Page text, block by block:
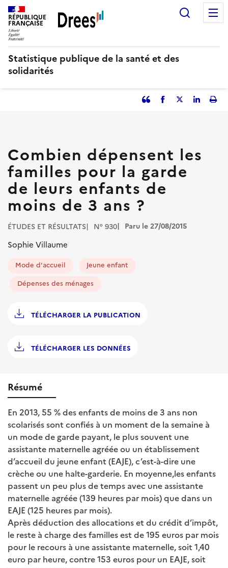
Aller
au
contenu
principal
RÉPUBLIQUE
FRANÇAISE
Statistique publique de la santé et des
solidarités
Partager
citation
Facebook
Partager
Partager
Combien dépensent les
familles pour la garde
de leurs enfants de
moins de 3 ans ?
ÉTUDES ET RÉSULTATS N° 930 Paru le 27/08/2015
Sophie Villaume
Mode d'accueil
Jeune enfant
Dépenses des ménages
TÉLÉCHARGER LA PUBLICATION
TÉLÉCHARGER LES DONNÉES
Résumé
En 2013, 55 % des enfants de moins de 3 ans non
scolarisés sont confiés à un moment de la semaine à
un mode de garde payant, le plus souvent une
assistante maternelle agréée ou un établissement
d’accueil du jeune enfant (EAJE), c’est-à-dire une
crèche ou une halte-garderie. En moyenne,les enfants
passent un peu plus de temps avec une assistante
maternelle agréée (139 heures par mois) que dans un
EAJE (125 heures par mois).
Après déduction des allocations et du crédit d’impôt,
le reste à charge des familles est de 195 euros par mois
pour le recours à une assistante maternelle, soit 1,40
euro par heure, contre 153 euros pour un EAJE, soit